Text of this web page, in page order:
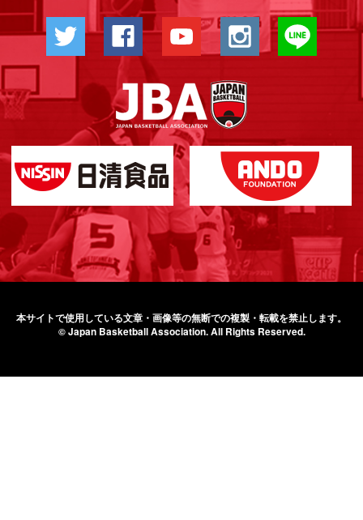
本サイトで使用している文章・画像等の無断での複製・転載を禁止します。
© Japan Basketball Association.All Rights Reserved.